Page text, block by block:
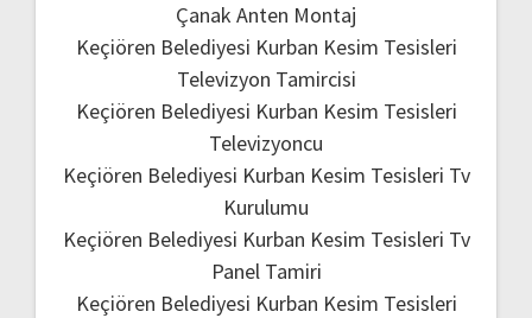
Çanak Anten Montaj
Keçiören Belediyesi Kurban Kesim Tesisleri
Televizyon Tamircisi
Keçiören Belediyesi Kurban Kesim Tesisleri
Televizyoncu
Keçiören Belediyesi Kurban Kesim Tesisleri Tv
Kurulumu
Keçiören Belediyesi Kurban Kesim Tesisleri Tv
Panel Tamiri
Keçiören Belediyesi Kurban Kesim Tesisleri